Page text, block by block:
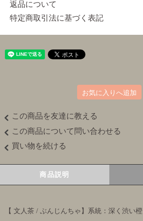
返品について
特定商取引法に基づく表記
お気に入りへ追加
この商品を友達に教える
この商品について問い合わせる
買い物を続ける
商品説明
【 文人茶 / ぶんじんちゃ】系統：深く渋い橙